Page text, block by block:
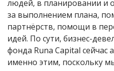
людей, в планировании и
за выполнением плана,
партнёрств, помощи в
идей. По сути, бизнес-
фонда Runa Capital сейчас
именно этим, поскольку